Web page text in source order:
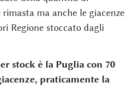
ma anche le giacenze
Regione stoccato dagli
stock è la Puglia con 70
praticamente la